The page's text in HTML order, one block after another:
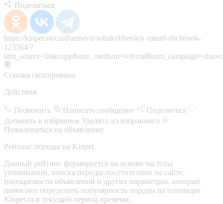
Поделиться
https://kinpet.ru/card/armavir/sobaki/tibetskiy-mastif-shchenok-
123364/?
Ссылка скопирована
Действия
Позвонить Написать сообщение
Поделиться
Добавить в избранное Удалить из избранного
Пожаловаться на объявление
Рейтинг породы на Kinpet
Данный рейтинг формируется на основе частоты
упоминаний, поиска породы посетителями на сайте,
посещаемости объявлений и других параметрах, которые
помогают определить популярность породы на площадке
Kinpet.ru в текущий период времени.